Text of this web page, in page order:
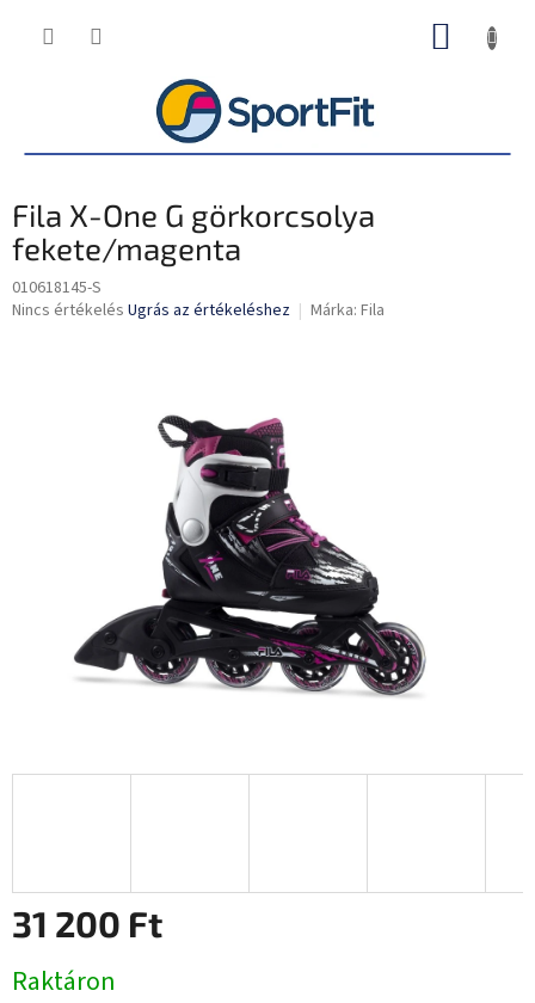
KOSÁR
Fila X-One G görkorcsolya
fekete/magenta
010618145-S
A
Nincs értékelés Ugrás az értékeléshez Márka: Fila
31 200 Ft
Raktáron